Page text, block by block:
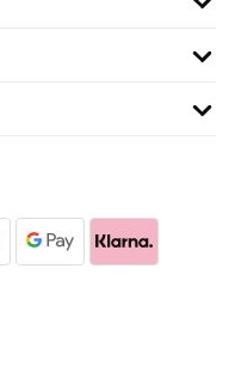
AVIS VÉRIFIÉ